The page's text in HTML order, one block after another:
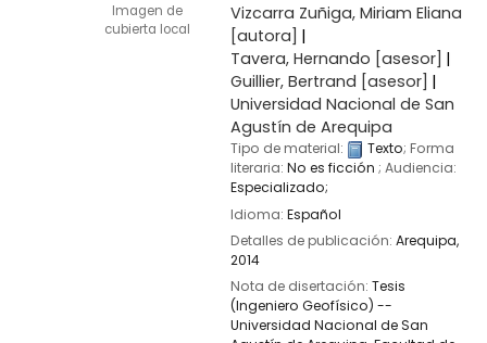
Imagen de
cubierta local
Vizcarra Zuñiga, Miriam Eliana
[autora]
Tavera, Hernando [asesor]
Guillier, Bertrand [asesor]
Universidad Nacional de San
Agustín de Arequipa
Tipo de material: Texto; Forma
literaria: No es ficción ; Audiencia:
Especializado;
Idioma: Español
Detalles de publicación: Arequipa,
2014
Nota de disertación: Tesis
(Ingeniero Geofísico) --
Universidad Nacional de San